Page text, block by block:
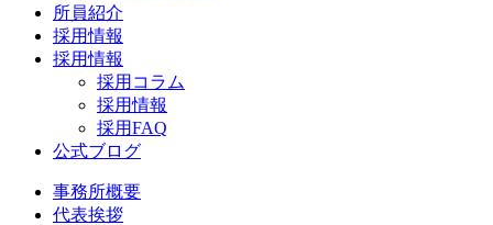
所員紹介
採用情報
採用情報
採用コラム
採用情報
採用FAQ
公式ブログ
事務所概要
代表挨拶